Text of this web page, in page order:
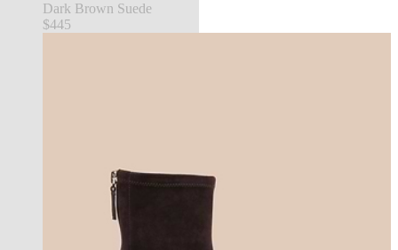
Dark Brown Suede
$445